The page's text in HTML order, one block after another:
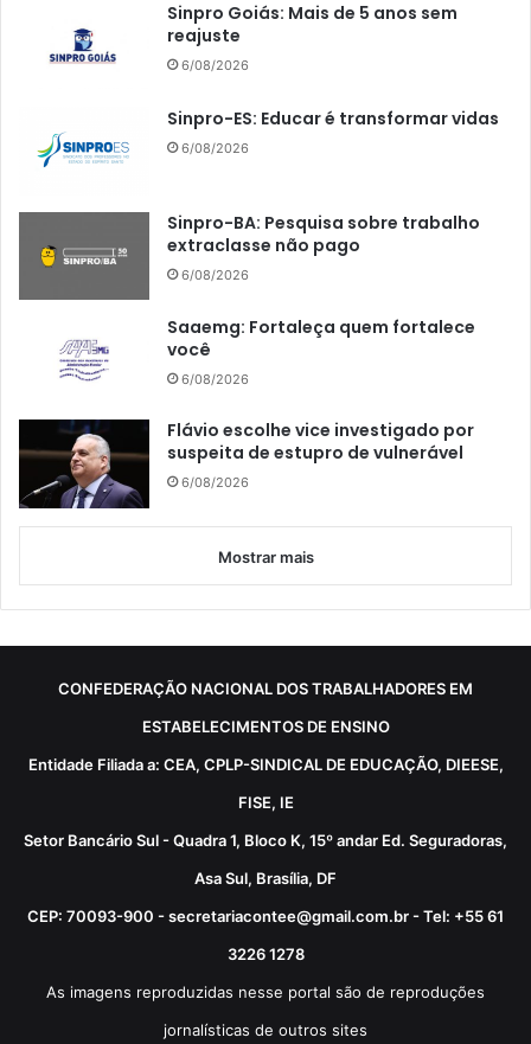
Sinpro Goiás: Mais de 5 anos sem
reajuste
6/08/2026
Sinpro-ES: Educar é transformar vidas
6/08/2026
Sinpro-BA: Pesquisa sobre trabalho
extraclasse não pago
6/08/2026
Saaemg: Fortaleça quem fortalece
você
6/08/2026
Flávio escolhe vice investigado por
suspeita de estupro de vulnerável
6/08/2026
Mostrar mais
CONFEDERAÇÃO NACIONAL DOS TRABALHADORES EM
ESTABELECIMENTOS DE ENSINO
Entidade Filiada a: CEA, CPLP-SINDICAL DE EDUCAÇÃO, DIEESE,
FISE, IE
Setor Bancário Sul - Quadra 1, Bloco K, 15º andar Ed. Seguradoras,
Asa Sul, Brasília, DF
CEP: 70093-900 - secretariacontee@gmail.com.br - Tel: +55 61
3226 1278
As imagens reproduzidas nesse portal são de reproduções
jornalísticas de outros sites